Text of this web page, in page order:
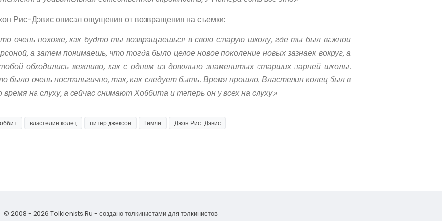
Рис-Дэвис описал ощущения от возвращения на съемки:
очень похоже, как будто ты возвращаешься в свою старую школу, где ты был важной
а затем понимаешь, что тогда было целое новое поколение новых зазнаек вокруг, а
обходились вежливо, как с одним из довольно знаменитых старших парней школы.
было очень ностальгично, так, как следует быть. Время прошло. Властелин колец был в
время на слуху, а сейчас снимают Хоббита и теперь он у всех на слуху.»
властелин колец питер джексон Гимли Джон Рис-Дэвис
© 2008 - 2026 Tolkienists.Ru - создано толкинистами для толкинистов